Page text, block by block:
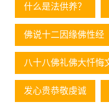
什么是法供养？
佛说十二因缘佛性经
八十八佛礼佛大忏悔
发心贵恭敬虔诚